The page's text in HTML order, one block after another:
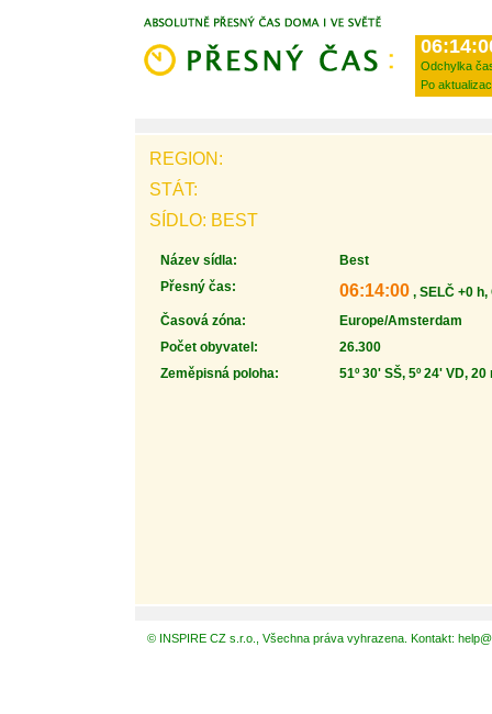
Odchylka
Po
REGION:
STÁT:
SÍDLO: BEST
Název sídla:
Best
Přesný čas:
06:14:00 , SELČ +0 h,
Časová zóna:
Europe/Amsterdam
Počet obyvatel:
26.300
Zeměpisná poloha:
51º 30' SŠ, 5º 24' VD, 20
© INSPIRE CZ s.r.o., Všechna práva vyhrazena. Kontakt: